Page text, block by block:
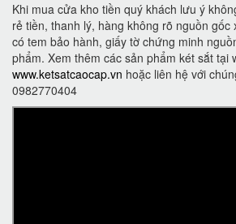
Khi mua cửa kho tiền quý khách lưu ý
rẻ tiền, thanh lý, hàng không rõ nguồn gốc
có tem bảo hành, giấy tờ chứng minh
phẩm. Xem thêm các sản phẩm két sắt tại
www.ketsatcaocap.vn hoặc liên hệ với
0982770404